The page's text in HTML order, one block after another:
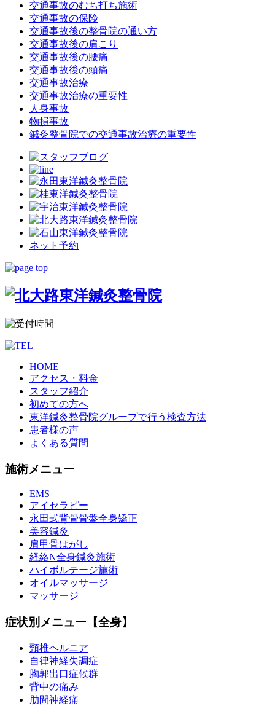
交通事故のむち打ち施術
交通事故の保険
交通事故後の整骨院の通い方
交通事故後の肩こり
交通事故後の腰痛
交通事故後の頭痛
交通事故治療
交通事故治療の重要性
人身事故
物損事故
鍼灸整骨院での交通事故治療の重要性
ネット予約
HOME
アクセス・料金
スタッフ紹介
初めての方へ
東洋鍼灸整骨院グループで行う検査方法
患者様の声
よくある質問
施術メニュー
EMS
アイセラピー
永田式背骨骨盤全身矯正
美容鍼灸
肩甲骨はがし
経絡N全身鍼灸施術
ハイボルテージ施術
オイルマッサージ
マッサージ
症状別メニュー【全身】
頸椎ヘルニア
自律神経失調症
胸郭出口症候群
背中の痛み
肋間神経痛